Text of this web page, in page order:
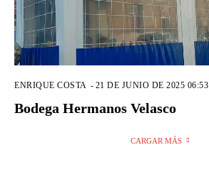
ENRIQUE COSTA - 21 DE JUNIO DE 2025 06:53
Bodega Hermanos Velasco
CARGAR MÁS